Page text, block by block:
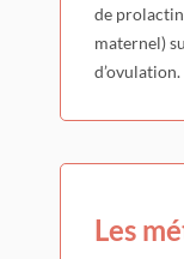
de
maternel)
d’ovulation.
Les